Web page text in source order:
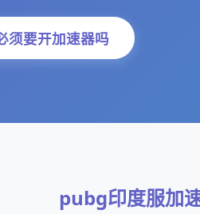
须要开加速器吗
pubg印度服加